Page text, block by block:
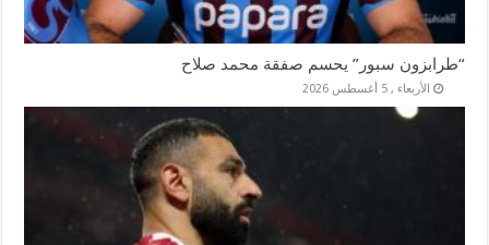
“طرابزون سبور” يحسم صفقة محمد صلاح
الأربعاء , 5 أغسطس 2026